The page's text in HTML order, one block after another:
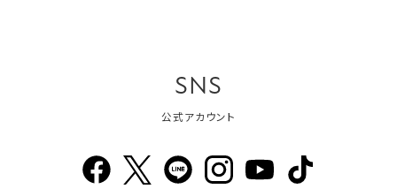
SNS
公式アカウント